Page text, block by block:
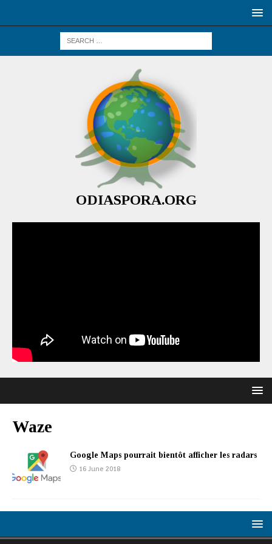
ODIASPORA.ORG
Waze
Google Maps pourrait bientôt afficher les radars
16 June 2018